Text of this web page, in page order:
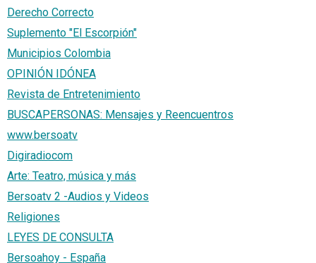
Derecho Correcto
Suplemento "El Escorpión"
Municipios Colombia
OPINIÓN IDÓNEA
Revista de Entretenimiento
BUSCAPERSONAS: Mensajes y Reencuentros
www.bersoatv
Digiradiocom
Arte: Teatro, música y más
Bersoatv 2 -Audios y Videos
Religiones
LEYES DE CONSULTA
Bersoahoy - España